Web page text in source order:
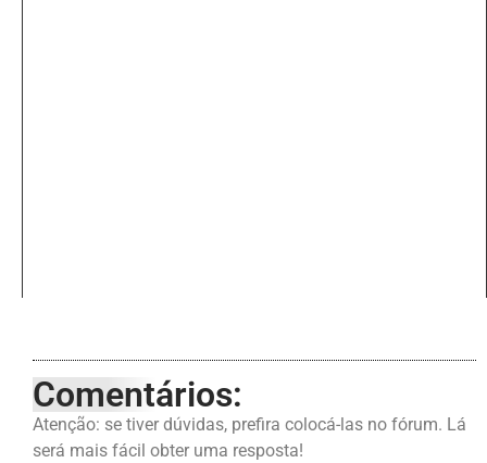
Comentários:
Atenção: se tiver dúvidas, prefira colocá-las no fórum. Lá
será mais fácil obter uma resposta!